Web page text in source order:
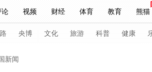
论 视频 财经 体育 教育 熊猫
人 央视快评 习式妙语 热解读 天天
听音 微视频 主持人 下载央视影音
央博 文化 旅游 科普 健康
新闻